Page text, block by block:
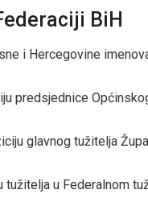
BiH
i Hercegovine
predsjednice
glavnog tužitelja
tužitelja u Federalnom